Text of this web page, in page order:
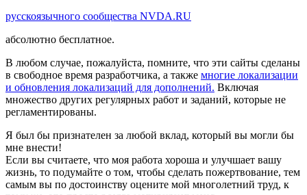
русскоязычного сообщества NVDA.RU
абсолютно бесплатное.
В любом случае, пожалуйста, помните, что эти сайты сделаны
в свободное время разработчика, а также многие локализации
и обновления локализаций для дополнений. Включая
множество других регулярных работ и заданий, которые не
регламентированы.
Я был бы признателен за любой вклад, который вы могли бы
мне внести!
Если вы считаете, что моя работа хороша и улучшает вашу
жизнь, то подумайте о том, чтобы сделать пожертвование, тем
самым вы по достоинству оцените мой многолетний труд, к